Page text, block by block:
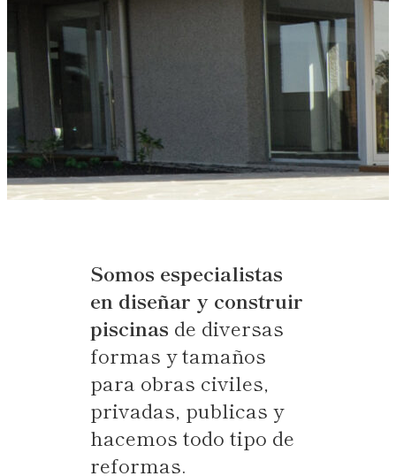
Somos especialistas
en diseñar y construir
piscinas de diversas
formas y tamaños
para obras civiles,
privadas, publicas y
hacemos todo tipo de
reformas.